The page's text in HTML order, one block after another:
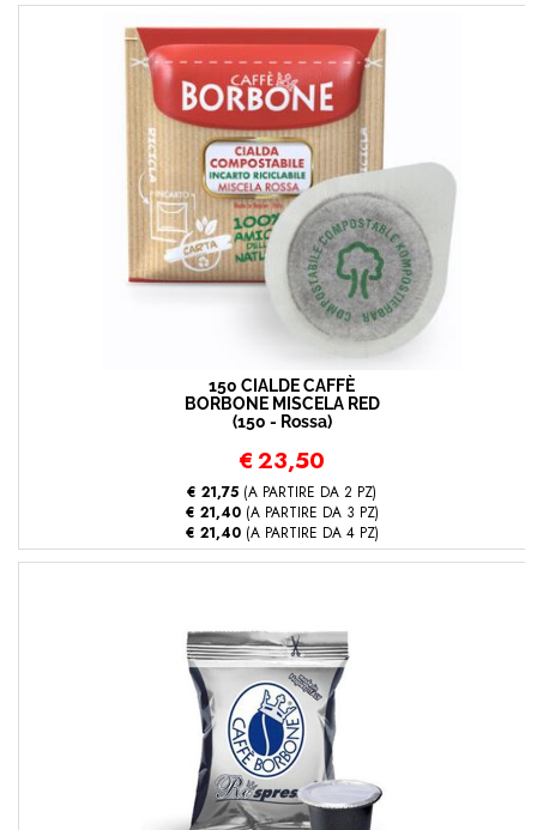
150 CIALDE CAFFÈ
BORBONE MISCELA RED
(150 - Rossa)
€23,50
€ 21,75 (A PARTIRE DA 2 PZ)
€ 21,40(A PARTIRE DA 3 PZ)
€ 21,40(A PARTIRE DA 4 PZ)